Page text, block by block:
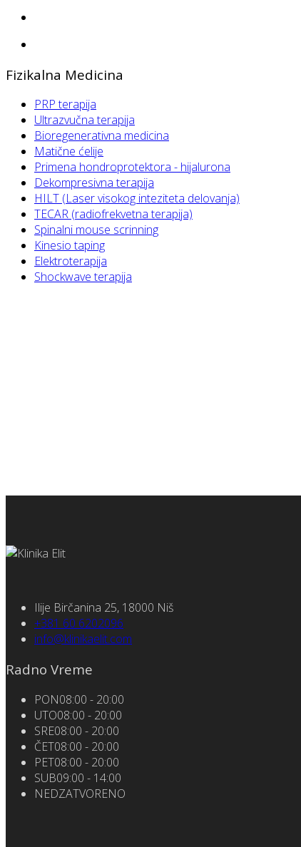
Fizikalna Medicina
PRP terapija
Ultrazvučna terapija
Bioregenerativna medicina
Matične ćelije
Primena hondroprotektora - hijalurona
Dekompresivna terapija
HILT (Laser visokog inteziteta delovanja)
TECAR (radiofrekvetna terapija)
Spinalni mouse scrinning
Kinesio taping
Elektroterapija
Shockwave terapija
Ilije Birčanina 25, 18000 Niš
+381 60 6202096
info@klinikaelit.com
Radno Vreme
PON08:00 - 20:00
UTO08:00 - 20:00
SRE08:00 - 20:00
ČET08:00 - 20:00
PET08:00 - 20:00
SUB09:00 - 14:00
NEDZATVORENO